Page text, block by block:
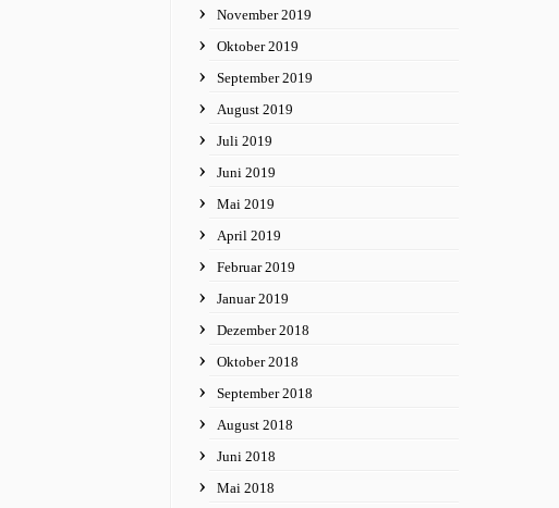
November 2019
Oktober 2019
September 2019
August 2019
Juli 2019
Juni 2019
Mai 2019
April 2019
Februar 2019
Januar 2019
Dezember 2018
Oktober 2018
September 2018
August 2018
Juni 2018
Mai 2018